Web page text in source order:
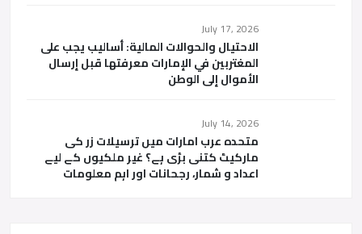
July 17, 2026
الاحتيال والحوالات المالية: أساليب يجب على
المغتربين في الإمارات معرفتها قبل إرسال
الأموال إلى الوطن
July 14, 2026
متحدہ عرب امارات میں ترسیلات زر کی
مارکیٹ کتنی بڑی ہے؟ غیر ملکیوں کے لیے
اعداد و شمار، رجحانات اور اہم معلومات